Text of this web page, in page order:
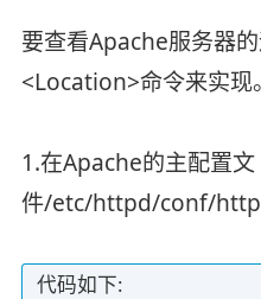
要查看Apache服务器
<Location>命令来实现
1.在Apache的主配置文
件/etc/httpd/conf/
代码如下: